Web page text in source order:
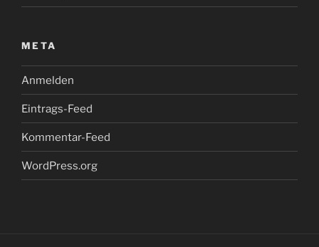
META
Anmelden
Eintrags-Feed
Kommentar-Feed
WordPress.org